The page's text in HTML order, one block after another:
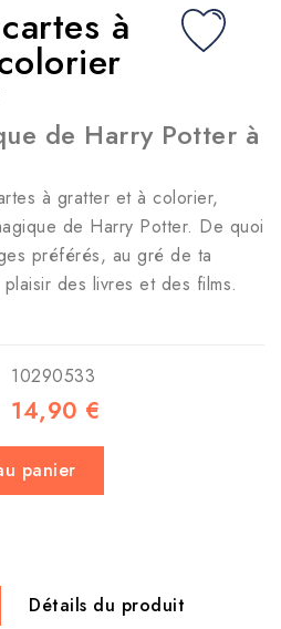
à
de Harry Potter à
à gratter et à colorier,
de Harry Potter. De quoi
préférés, au gré de ta
des livres et des films.
10290533
14,90 €
panier
Détails du produit